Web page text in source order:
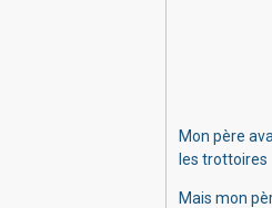
Mon père
les trottoires
Mais mon